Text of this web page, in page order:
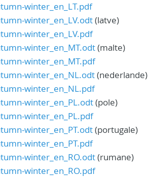
winter_en_LT.pdf
winter_en_LV.odt(latve)
winter_en_LV.pdf
winter_en_MT.odt(malte)
winter_en_MT.pdf
winter_en_NL.odt(nederlande)
winter_en_NL.pdf
winter_en_PL.odt(pole)
winter_en_PL.pdf
winter_en_PT.odt(portugale)
winter_en_PT.pdf
winter_en_RO.odt(rumane)
winter_en_RO.pdf